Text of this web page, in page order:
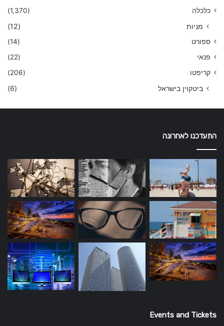
כלכלה
(1,370)
מניות (12)
ספורט
(14)
פנאי
(22)
קריפטו
(206)
ביטקוין בישראל (6)
התעדכנו לאחרונה
Events and Tickets